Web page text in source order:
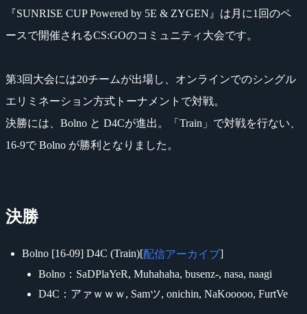
『SUNRISE CUP Powered by 5E & ZYGEN』は月に1回のペ
ースで開催されるCS:GOのコミュニティ大会です。
第3回大会には20チームが出場し、オンラインでのシングル
エリミネーション方式トーナメントで対戦。
決勝には、Bolno と D4Cが進出。「Train」で対戦を行ない、
16-9で Bolno が勝利となりました。
決勝
Bolno [16-09] D4C (Train)[配信アーカイブ]
Bolno：SaDPlaYeR, Muhahaha, busenz-, nasa, naagi
D4C：アァｗｗｗ, Samツ, onichin, NaKooooo, FurtVe